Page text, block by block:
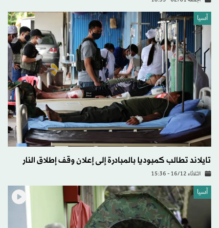
آسيا
تايلاند تطالب كمبوديا بالمبادرة إلى إعلان وقف إطلاق النار
الثلاثاء 16/12 - 15:36
آسيا